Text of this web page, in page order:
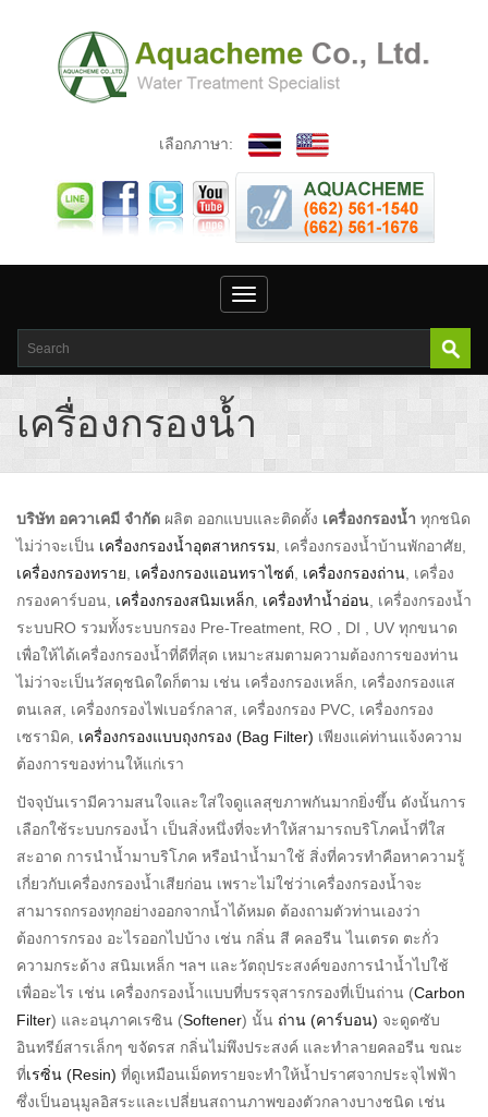
เลือกภาษา:
Toggle
navigation
เครื่องกรองน้ำ
บริษัท อควาเคมี จำกัด ผลิต ออกแบบและติดตั้ง เครื่องกรองน้ำ ทุกชนิด
ไม่ว่าจะเป็น เครื่องกรองน้ำอุตสาหกรรม , เครื่องกรองน้ำบ้านพักอาศัย,
เครื่องกรองทราย
เครื่องกรองแอนทราไซต์ เครื่องกรองถ่าน , เครื่อง
กรองคาร์บอน, เครื่องกรองสนิมเหล็ก เครื่องทำน้ำอ่อน , เครื่องกรองน้ำ
ระบบRO รวมทั้งระบบกรอง Pre-Treatment, RO , DI , UV ทุกขนาด
เพื่อให้ได้เครื่องกรองน้ำที่ดีที่สุด เหมาะสมตามความต้องการของท่าน
ไม่ว่าจะเป็นวัสดุชนิดใดก็ตาม เช่น เครื่องกรองเหล็ก, เครื่องกรองแส
ตนเลส, เครื่องกรองไฟเบอร์กลาส, เครื่องกรอง PVC, เครื่องกรอง
เซรามิค, เครื่องกรองแบบถุงกรอง (Bag Filter) เพียงแค่ท่านแจ้งความ
ต้องการของท่านให้แก่เรา
ปัจจุบันเรามีความสนใจและใส่ใจดูแลสุขภาพกันมากยิ่งขึ้น ดังนั้นการ
เลือกใช้ระบบกรองน้ำ เป็นสิ่งหนึ่งที่จะทำให้สามารถบริโภคน้ำที่ใส
สะอาด การนำน้ำมาบริโภค หรือนำน้ำมาใช้ สิ่งที่ควรทำคือหาความรู้
เกี่ยวกับเครื่องกรองน้ำเสียก่อน เพราะไม่ใช่ว่าเครื่องกรองน้ำจะ
สามารถกรองทุกอย่างออกจากน้ำได้หมด ต้องถามตัวท่านเองว่า
ต้องการกรอง อะไรออกไปบ้าง เช่น กลิ่น สี คลอรีน ไนเตรด ตะกั่ว
ความกระด้าง สนิมเหล็ก ฯลฯ และวัตถุประสงค์ของการนำน้ำไปใช้
เพื่ออะไร เช่น เครื่องกรองน้ำแบบที่บรรจุสารกรองที่เป็นถ่าน (Carbon
Filter) และอนุภาคเรซิน (Softener) นั้น ถ่าน (คาร์บอน) จะดูดซับ
อินทรีย์สารเล็กๆ ขจัดรส กลิ่นไม่พึงประสงค์ และทำลายคลอรีน ขณะ
ที่เรซิ่น (Resin) ที่ดูเหมือนเม็ดทรายจะทำให้น้ำปราศจากประจุไฟฟ้า
ซึ่งเป็นอนุมูลอิสระและเปลี่ยนสถานภาพของตัวกลางบางชนิด เช่น